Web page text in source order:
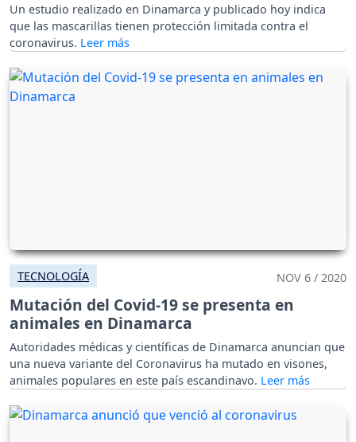
Un estudio realizado en Dinamarca y publicado hoy indica
que las mascarillas tienen protección limitada contra el
coronavirus.
TECNOLOGÍA NOV 6 / 2020
Mutación del Covid-19 se presenta en
animales en Dinamarca
Autoridades médicas y científicas de Dinamarca anuncian que
una nueva variante del Coronavirus ha mutado en visones,
animales populares en este país escandinavo.